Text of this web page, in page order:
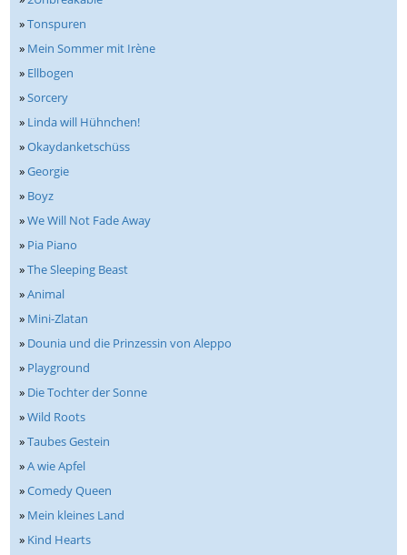
»Tonspuren
» Mein Sommer mit Irène
» Ellbogen
»Sorcery
» Linda will Hühnchen!
»Okaydanketschüss
»Georgie
» Boyz
»We Will Not Fade Away
» Pia Piano
»The Sleeping Beast
»Animal
» Mini-Zlatan
» Dounia und die Prinzessin von Aleppo
» Playground
» Die Tochter der Sonne
»Wild Roots
»Taubes Gestein
»A wie Apfel
»Comedy Queen
» Mein kleines Land
» Kind Hearts